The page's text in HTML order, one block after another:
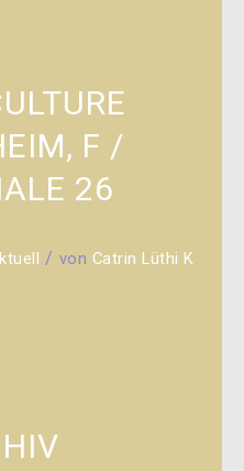
F /
26
/ von Catrin Lüthi K